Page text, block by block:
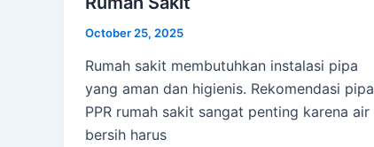
October 25, 2025
Rumah sakit membutuhkan instalasi pipa
yang aman dan higienis. Rekomendasi pipa
PPR rumah sakit sangat penting karena air
bersih harus